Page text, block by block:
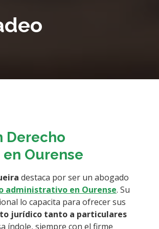
Derecho
Ourense
destaca por ser un abogado
administrativo en Ourense. Su
lo capacita para ofrecer sus
jurídico tanto a particulares
índole, siempre con el firme